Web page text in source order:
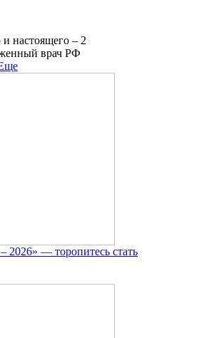
настоящего – 2
врач РФ
2026» — торопитесь стать